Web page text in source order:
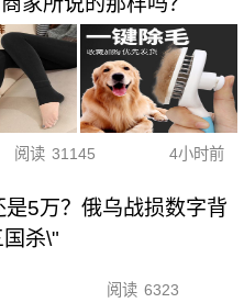
阅读 31145 4小时前
是5万？俄乌战损数字背
杀\"
阅读 6323